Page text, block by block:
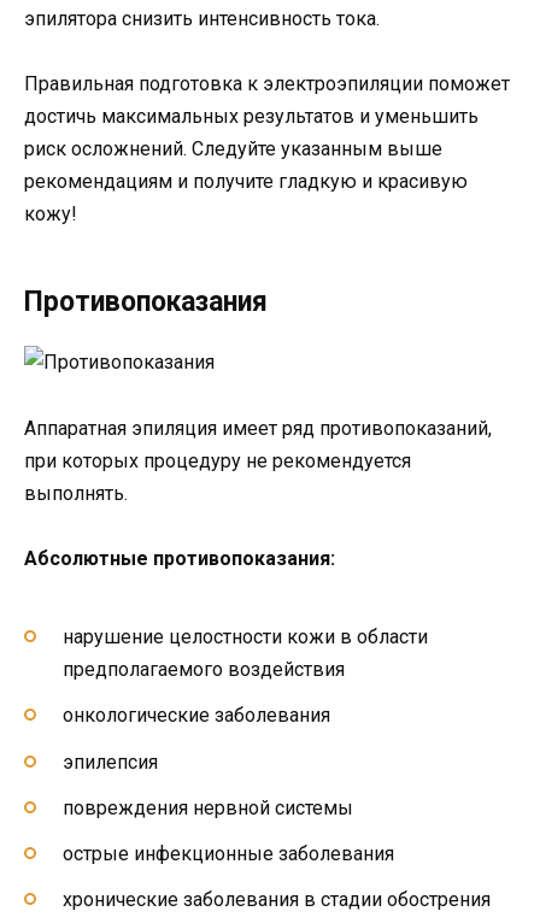
эпилятора снизить интенсивность тока.
Правильная подготовка к электроэпиляции поможет
достичь максимальных результатов и уменьшить
риск осложнений. Следуйте указанным выше
рекомендациям и получите гладкую и красивую
кожу!
Противопоказания
Аппаратная эпиляция имеет ряд противопоказаний,
при которых процедуру не рекомендуется
выполнять.
Абсолютные противопоказания:
нарушение целостности кожи в области
предполагаемого воздействия
онкологические заболевания
эпилепсия
повреждения нервной системы
острые инфекционные заболевания
хронические заболевания в стадии обострения